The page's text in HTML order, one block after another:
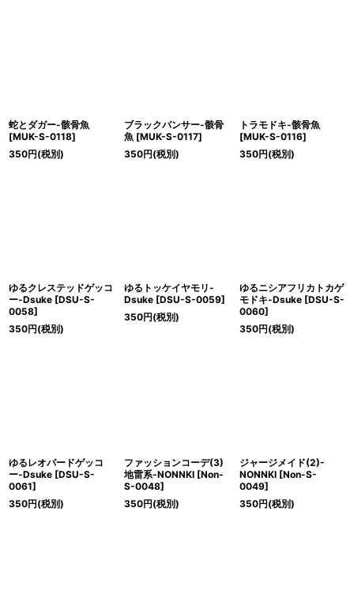
蛇とダガー-骸骨魚
[MUK-S-0118]
350円(税別)
ブラックパンサー-骸骨
魚 [MUK-S-0117]
350円(税別)
トラモドキ-骸骨魚
[MUK-S-0116]
350円(税別)
ゆるクレステッドゲッコ
ー-Dsuke [DSU-S-
0058]
350円(税別)
ゆるトッケイヤモリ-
Dsuke [DSU-S-0059]
350円(税別)
ゆるニシアフリカトカゲ
モドキ-Dsuke [DSU-S-
0060]
350円(税別)
ゆるレオパードゲッコ
ー-Dsuke [DSU-S-
0061]
350円(税別)
ファッションコーデ(3)
地雷系-NONNKI [Non-
S-0048]
350円(税別)
ジャージメイド(2)-
NONNKI [Non-S-
0049]
350円(税別)